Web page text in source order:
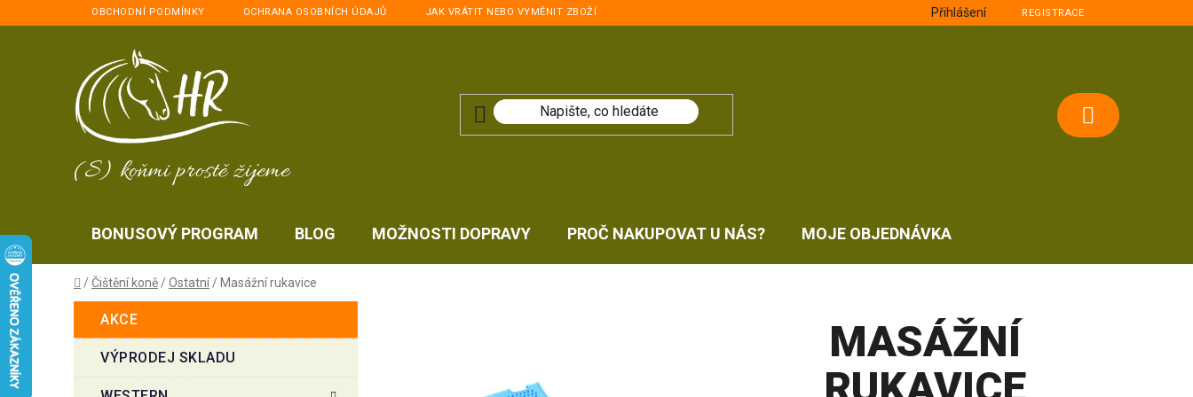
na
OBCHODNÍ PODMÍNKY OCHRANA OSOBNÍCH ÚDAJŮ JAK VRÁTIT NEBO VYMĚNIT ZBOŽÍ Přihlášení REGISTRACE
(S) koňmi prostě žijeme
NÁKUPNÍ
BONUSOVÝ PROGRAM BLOG MOŽNOSTI DOPRAVY PROČ NAKUPOVAT U NÁS? MOJE OBJEDNÁVKA
Domů
/ Čištění koně /Ostatní / Masážní rukavice
o
t
kategorie
AKCE
VÝPRODEJ SKLADU
MASÁŽNÍ